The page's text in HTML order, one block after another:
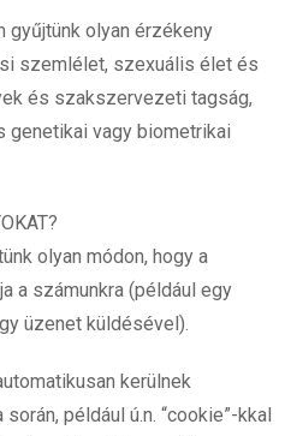
gyűjtünk olyan érzékeny
szemlélet, szexuális élet és
és szakszervezeti tagság,
genetikai vagy biometrikai
olyan módon, hogy a
a számunkra (például egy
üzenet küldésével).
kerülnek
például ú.n. “cookie”-kkal